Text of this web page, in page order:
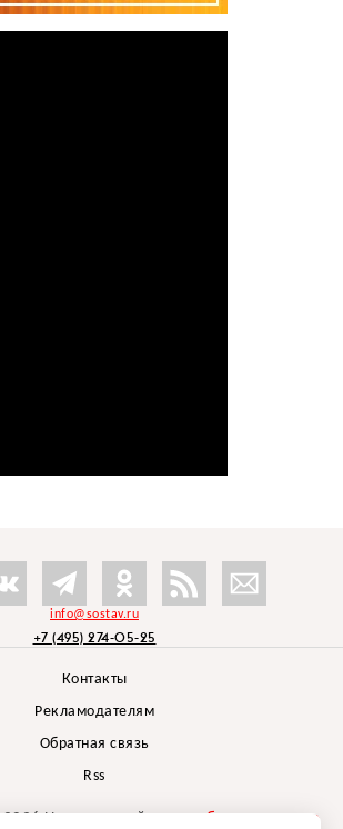
info@sostav.ru
+7 (495) 274-05-25
Контакты
Рекламодателям
Обратная связь
Rss
Независимый проектбрендингового